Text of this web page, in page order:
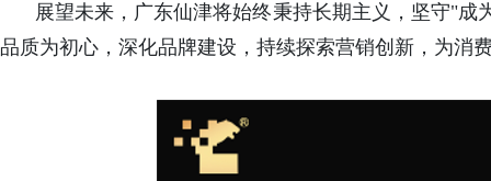
展望未来，广东仙津将始终秉持长期主义，坚守"
品质为初心，深化品牌建设，持续探索营销创新，为消